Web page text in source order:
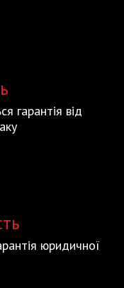
гарантія від
юридичної